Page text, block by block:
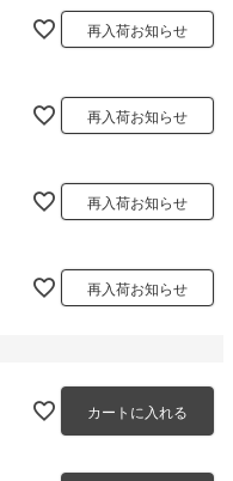
再入荷お知らせ
再入荷お知らせ
再入荷お知らせ
再入荷お知らせ
カートに入れる